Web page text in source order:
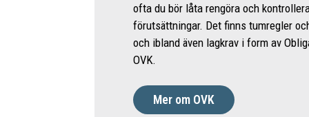
ofta du bör låta rengöra och
förutsättningar. Det finns tumregler
och ibland även lagkrav i form av
OVK.
Mer om OVK